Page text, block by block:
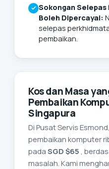
Sokongan
Boleh Dipercayai:
selepas
pembaikan.
Kos dan Masa
Pembaikan
Singapura
Di Pusat Servis
pembaikan komputer
padaSGD $65,
masalah. Kami